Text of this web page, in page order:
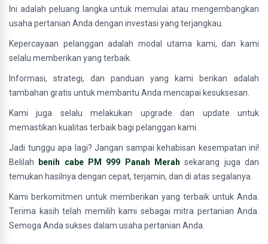
Ini adalah peluang langka untuk memulai atau mengembangkan
usaha pertanian Anda dengan investasi yang terjangkau.
Kepercayaan pelanggan adalah modal utama kami, dan kami
selalu memberikan yang terbaik.
Informasi, strategi, dan panduan yang kami berikan adalah
tambahan gratis untuk membantu Anda mencapai kesuksesan.
Kami juga selalu melakukan upgrade dan update untuk
memastikan kualitas terbaik bagi pelanggan kami.
Jadi tunggu apa lagi? Jangan sampai kehabisan kesempatan ini!
Belilah
benih cabe PM 999 Panah Merah sekarang juga dan
temukan hasilnya dengan cepat, terjamin, dan di atas segalanya.
Kami berkomitmen untuk memberikan yang terbaik untuk Anda.
Terima kasih telah memilih kami sebagai mitra pertanian Anda.
Semoga Anda sukses dalam usaha pertanian Anda.